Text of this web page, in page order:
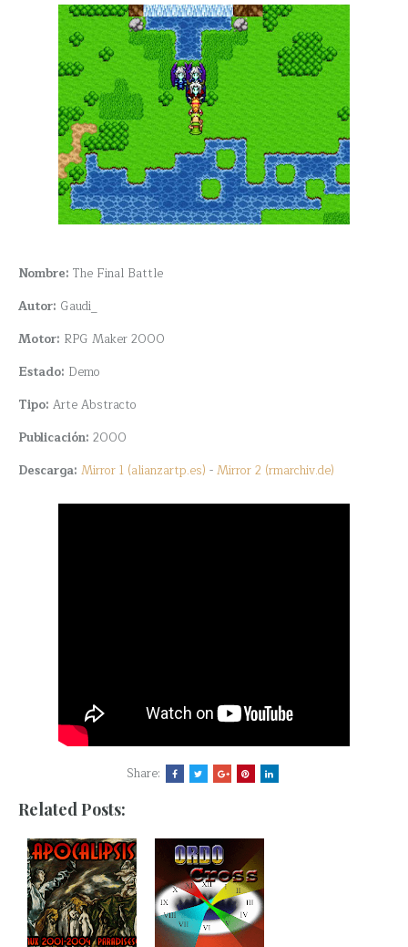
Nombre: The Final Battle
Autor: Gaudi_
Motor: RPG Maker 2000
Estado: Demo
Tipo: Arte Abstracto
Publicación: 2000
Descarga: Mirror 1 (alianzartp.es) -Mirror 2 (rmarchiv.de)
Share:
Related Posts: